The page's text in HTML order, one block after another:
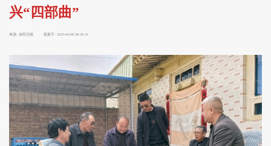
兴“四部曲”
来源: 农民日报 更新于: 2025-04-08 08:36:21